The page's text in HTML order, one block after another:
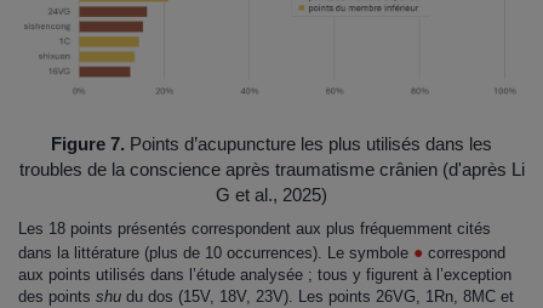
Figure 7. Points d’acupuncture les plus utilisés dans les
troubles de la conscience après traumatisme crânien (d'après Li
G et al., 2025)
Les 18 points présentés correspondent aux plus fréquemment cités
dans la littérature (plus de 10 occurrences). Le symbole ● correspond
aux points utilisés dans l’étude analysée ; tous y figurent à l’exception
des points shu du dos (15V, 18V, 23V). Les points 26VG, 1Rn, 8MC et